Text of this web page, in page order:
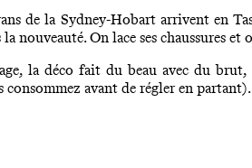
de la Sydney-Hobart arrivent en
nouveauté. On lace ses chaussures et
la déco fait du beau avec du
consommez avant de régler en partant).